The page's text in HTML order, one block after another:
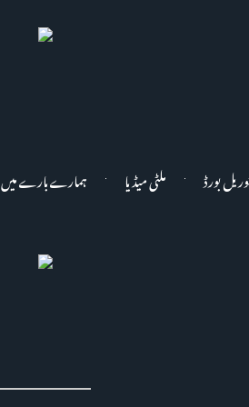
بورڈ ملٹی میڈیا ہمارے بارے میں